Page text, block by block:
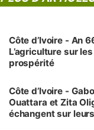
Côte d’Ivoire - An
L’agriculture sur
prospérité
Côte d’Ivoire -
Ouattara et Zita
échangent sur